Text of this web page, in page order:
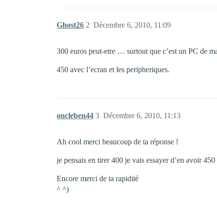
Ghost26 Décembre 6, 2010, 11:09
2
300 euros peut-etre … surtout que c’est un PC de
450 avec l’ecran et les peripheriques.
oncleben44 Décembre 6, 2010, 11:13
3
Ah cool merci beaucoup de ta réponse !
je pensais en tirer 400 je vais essayer d’en avoir 450
Encore merci de ta rapidité
^ ^)